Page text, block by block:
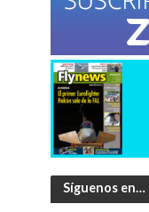
Síguenos en…